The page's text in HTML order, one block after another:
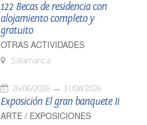
122 Becas de residencia con
alojamiento completo y
gratuito
OTRAS ACTIVIDADES
Salamanca
26/06/2026 31/08/2026
Exposición El gran banquete II
ARTE / EXPOSICIONES